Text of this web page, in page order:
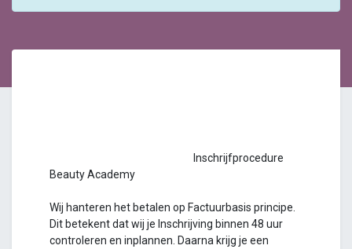
Inschrijfprocedure
Beauty Academy
Wij hanteren het betalen op Factuurbasis principe.
Dit betekent dat wij je Inschrijving binnen 48 uur
controleren en inplannen. Daarna krijg je een